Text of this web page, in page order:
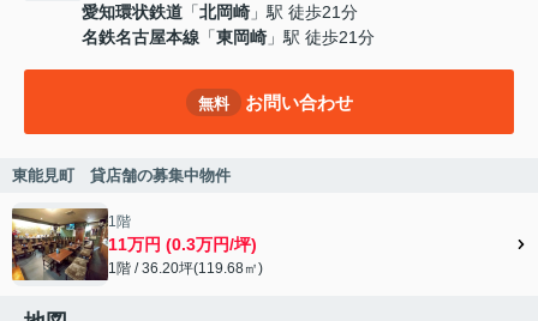
愛知環状鉄道 「北岡崎 」駅 徒歩21分
名鉄名古屋本線 「東岡崎 」駅 徒歩21分
無料 お問い合わせ
東能見町 貸店舗の募集中物件
1階
11万円 (0.3万円/坪)
1階 / 36.20坪(119.68㎡)